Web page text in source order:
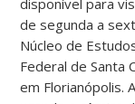
de segunda a
Núcleo de
Federal de Santa
em Florianópolis.